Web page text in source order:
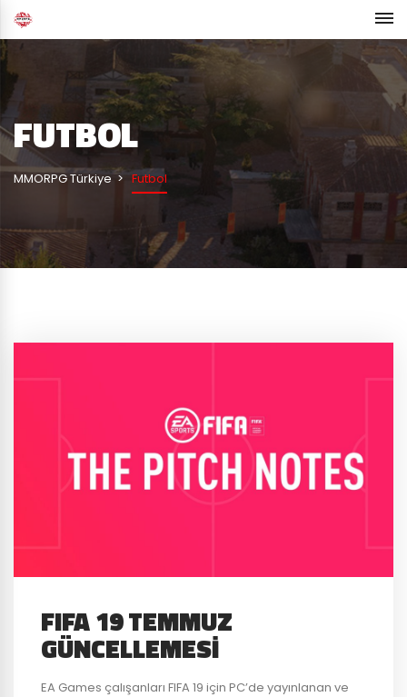
FUTBOL
MMORPG Türkiye Futbol
FIFA 19 TEMMUZ
GÜNCELLEMESI
EA Games çalışanları FIFA 19 için PC’de yayınlanan ve